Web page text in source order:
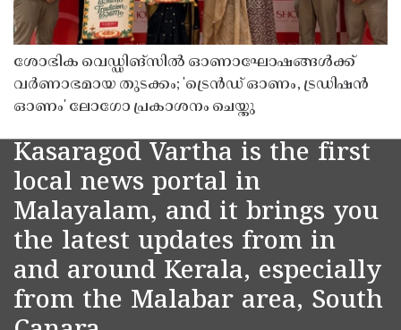
ശോഭിക വെഡ്ഡിങ്സിൽ ഓണാഘോഷങ്ങൾക്ക്
വർണാഭമായ തുടക്കം; 'ട്രെൻഡ് ഓണം, ട്രഡിഷൻ
ഓണം' ലോഗോ പ്രകാശനം ചെയ്തു
Kasaragod Vartha is the first
local news portal in
Malayalam, and it brings you
the latest updates from in
and around Kerala, especially
from the Malabar area, South